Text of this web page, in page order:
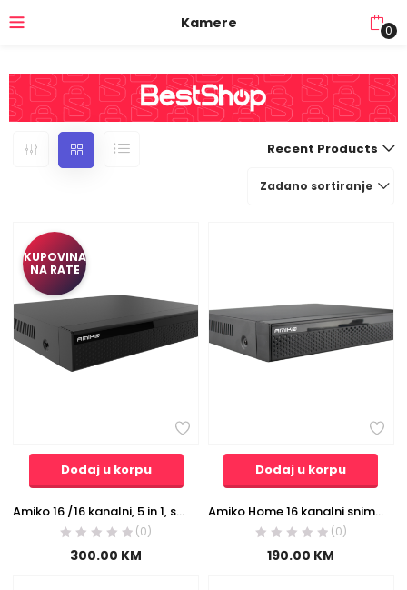
Kamere 0
Recent Products
Zadano sortiranje
KUPOVINA
NA RATE
Dodaj u korpu
Amiko 16 /16 kanalni, 5 in 1, snimač za video nadzor, H.265+ – XVR 1622
(0)
300.00 KM
Dodaj u korpu
Amiko Home 16 kanalni snimač za video nadzor – XVR 16/16CH HD DVR
(0)
190.00 KM